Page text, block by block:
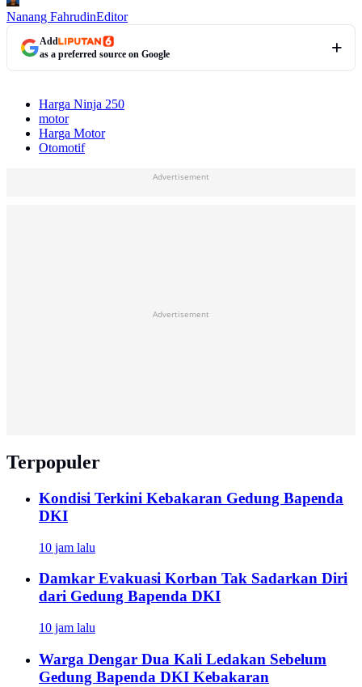
Nanang FahrudinEditor
Add
as a preferred source on Google
Harga Ninja 250
motor
Harga Motor
Otomotif
Advertisement
Advertisement
Terpopuler
Kondisi Terkini Kebakaran Gedung Bapenda
DKI
10 jam lalu
Damkar Evakuasi Korban Tak Sadarkan Diri
dari Gedung Bapenda DKI
10 jam lalu
Warga Dengar Dua Kali Ledakan Sebelum
Gedung Bapenda DKI Kebakaran